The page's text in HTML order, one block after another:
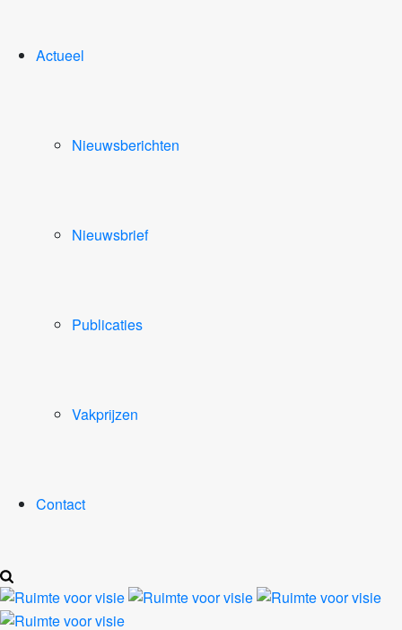
Actueel
Nieuwsberichten
Nieuwsbrief
Publicaties
Vakprijzen
Contact